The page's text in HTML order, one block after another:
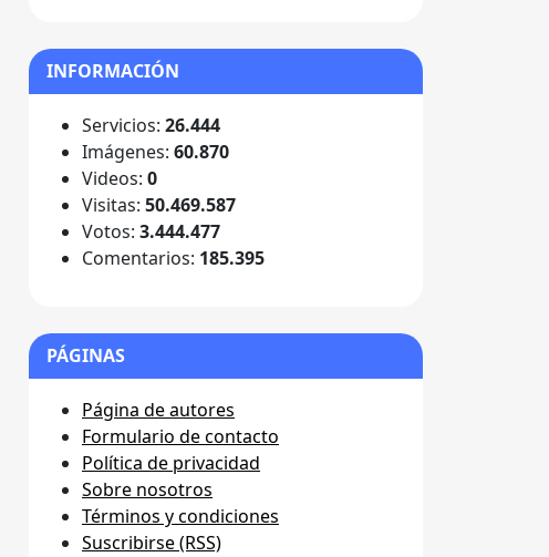
INFORMACIÓN
Servicios: 26.444
Imágenes: 60.870
Videos: 0
Visitas: 50.469.587
Votos: 3.444.477
Comentarios: 185.395
PÁGINAS
Página de autores
Formulario de contacto
Política de privacidad
Sobre nosotros
Términos y condiciones
Suscribirse (RSS)